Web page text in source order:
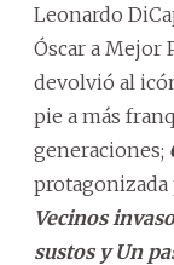
Leonardo
Óscar a Mejor
devolvió al
pie a más
generaciones;
protagonizada
Vecinos
sustos y Un